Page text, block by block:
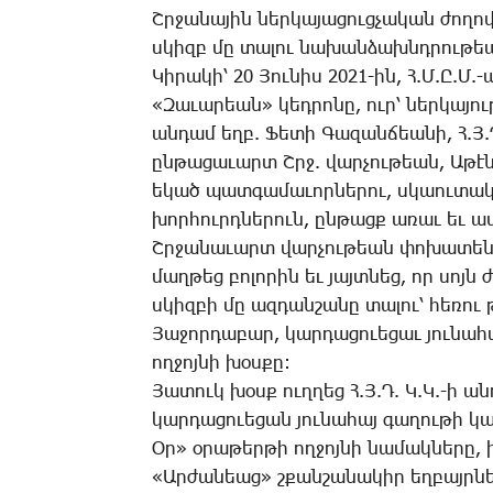
Շր­ջա­նա­յին ներ­կա­յա­ցուց­չա­կան
սկիզբ մը տա­լու
­Կի­րա­կի՝ 20 ­Յու­նիս 2021-ին,
«­Զա­ւա­րեան» կեդ­րո­նը, ուր՝
ան­դամ եղբ. ­Ֆե­տի ­Գա­զան­ճեա­նի,
ըն­թա­ցա­ւարտ Շրջ. վար­չու­թեան,
ե­կած պատ­գա­մա­ւոր­նե­րու,
խոր­հուրդ­նե­րուն, ըն­թացք ա­ռաւ եւ
Շր­ջա­նա­ւարտ վար­չու­թեան
մաղ­թեց բո­լո­րին եւ յայտ­նեց, որ
սկիզ­բի մը ազ­դան­շա­նը տա­լու՝
Յաջորդաբար, կարդացուեցաւ
ողջոյնի խօսքը:
Յա­տուկ խօսք ուղ­ղեց Հ.Յ.Դ. Կ.Կ.-ի
կար­դա­ցո­ւե­ցան յու­նա­հայ գա­ղու­թի
Օր» օ­րա­թեր­թի ող­ջոյ­նի նա­մակ­նե­րը,
«Ար­ժա­նեաց» շքան­շա­նա­կիր